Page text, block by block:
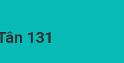
131